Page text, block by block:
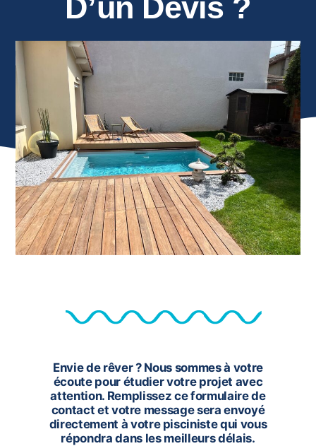
D’un Devis ?
Envie de rêver ? Nous sommes à votre
écoute pour étudier votre projet avec
attention. Remplissez ce formulaire de
contact et votre message sera envoyé
directement à votre pisciniste qui vous
répondra dans les meilleurs délais.